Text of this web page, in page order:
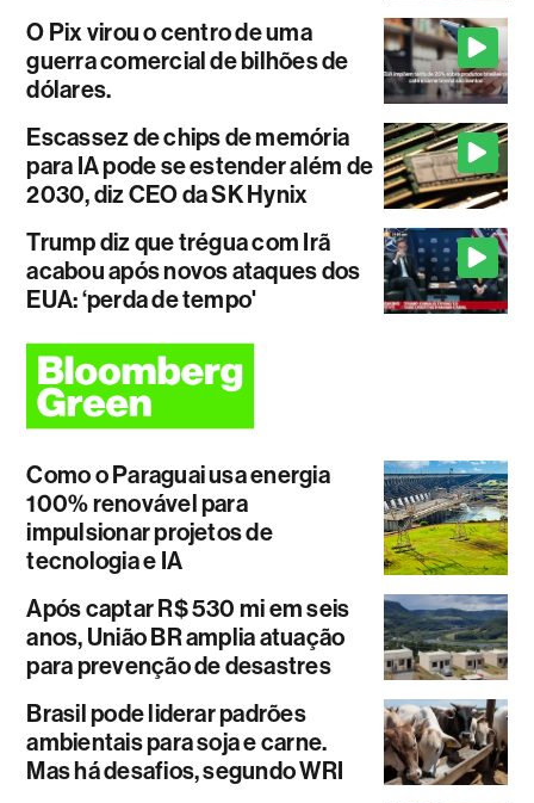
O Pix virou o centro de uma
guerra comercial de bilhões de
dólares.
Escassez de chips de memória
para IA pode se estender além de
2030, diz CEO da SK Hynix
Trump diz que trégua com Irã
acabou após novos ataques dos
EUA: ‘perda de tempo'
Como o Paraguai usa energia
100% renovável para
impulsionar projetos de
tecnologia e IA
Após captar R$ 530 mi em seis
anos, União BR amplia atuação
para prevenção de desastres
Brasil pode liderar padrões
ambientais para soja e carne.
Mas há desafios, segundo WRI